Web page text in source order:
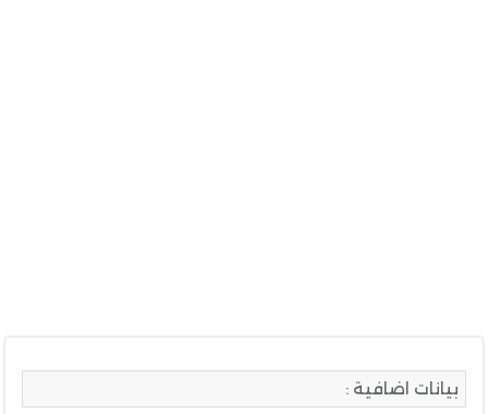
بيانات اضافية :